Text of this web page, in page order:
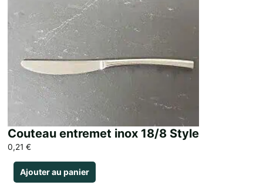
Couteau entremet inox 18/8 Style
0,21 €
Ajouter au panier